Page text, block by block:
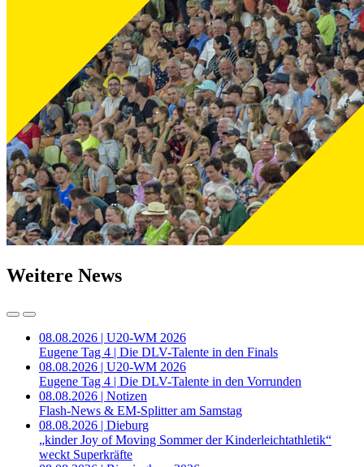
Weitere News
08.08.2026 | U20-WM 2026
Eugene Tag 4 | Die DLV-Talente in den Finals
08.08.2026 | U20-WM 2026
Eugene Tag 4 | Die DLV-Talente in den Vorrunden
08.08.2026 | Notizen
Flash-News & EM-Splitter am Samstag
08.08.2026 | Dieburg
„kinder Joy of Moving Sommer der Kinderleichtathletik“
weckt Superkräfte